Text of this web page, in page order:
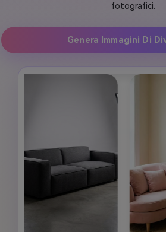
fotografici.
Genera Immagini Di